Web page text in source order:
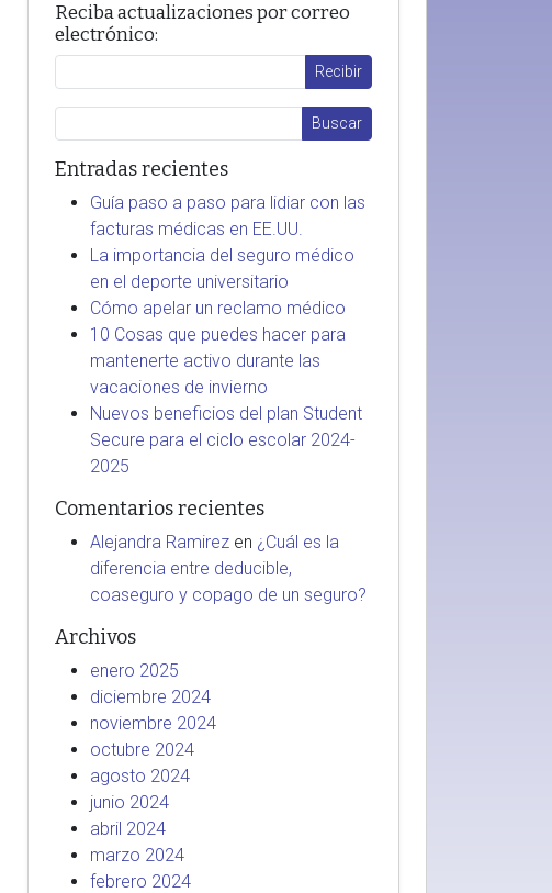
Reciba actualizaciones por correo
electrónico:
Entradas recientes
Guía paso a paso para lidiar con las
facturas médicas en EE.UU.
La importancia del seguro médico
en el deporte universitario
Cómo apelar un reclamo médico
10 Cosas que puedes hacer para
mantenerte activo durante las
vacaciones de invierno
Nuevos beneficios del plan Student
Secure para el ciclo escolar 2024-
2025
Comentarios recientes
Alejandra Ramirezen ¿Cuál es la
diferencia entre deducible,
coaseguro y copago de un seguro?
Archivos
enero 2025
diciembre 2024
noviembre 2024
octubre 2024
agosto 2024
junio 2024
abril 2024
marzo 2024
febrero 2024